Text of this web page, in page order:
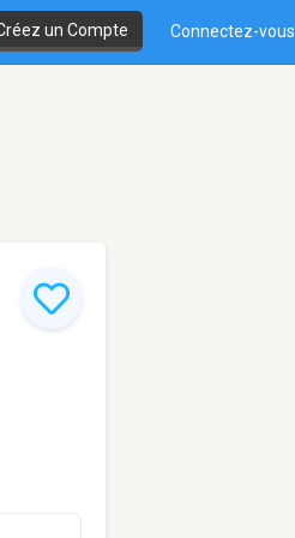
un Compte Connectez-vous